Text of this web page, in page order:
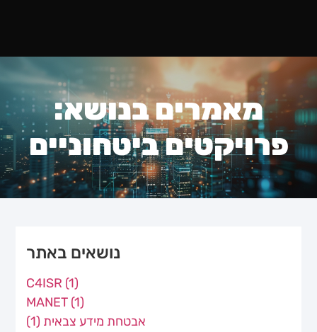
מאמרים בנושא:
פרויקטים ביטחוניים
נושאים באתר
C4ISR (1)
MANET (1)
אבטחת מידע צבאית (1)